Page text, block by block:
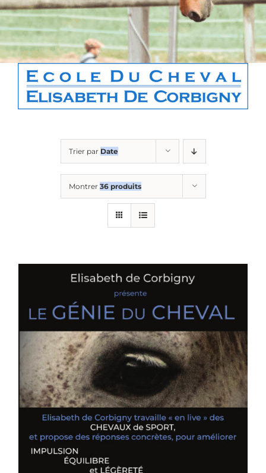
Boutique
Contact
Panier
Trier par Date
Montrer 36 produits